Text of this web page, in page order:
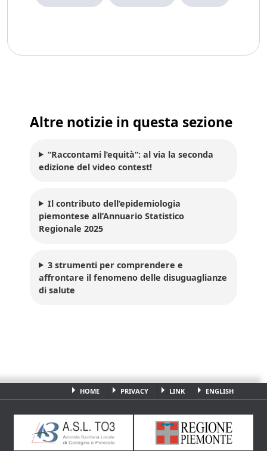
Altre notizie in questa sezione
“Raccontami l’equità”: al via la seconda
edizione del video contest!
Il contributo dell’epidemiologia
piemontese all’Annuario Statistico
Regionale 2025
3 strumenti per comprendere e
affrontare il fenomeno delle disuguaglianze
di salute
HOME PRIVACY LINK ENGLISH